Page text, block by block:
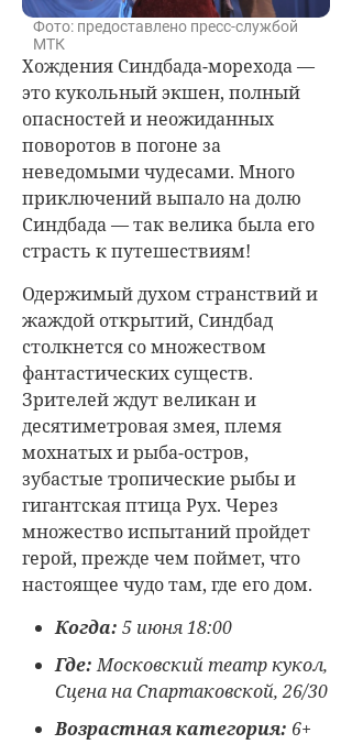
Фото: предоставлено пресс-службой
МТК
Хождения Синдбада-морехода —
это кукольный экшен, полный
опасностей и неожиданных
поворотов в погоне за
неведомыми чудесами. Много
приключений выпало на долю
Синдбада — так велика была его
страсть к путешествиям!
Одержимый духом странствий и
жаждой открытий, Синдбад
столкнется со множеством
фантастических существ.
Зрителей ждут великан и
десятиметровая змея, племя
мохнатых и рыба-остров,
зубастые тропические рыбы и
гигантская птица Рух. Через
множество испытаний пройдет
герой, прежде чем поймет, что
настоящее чудо там, где его дом.
Когда: 5 июня 18:00
Где:Московский театр кукол,
Сцена на Спартаковской, 26/30
Возрастная категория: 6+